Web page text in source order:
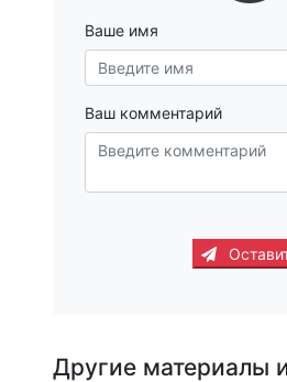
Ваше имя
Ваш комментарий
Другие материалы